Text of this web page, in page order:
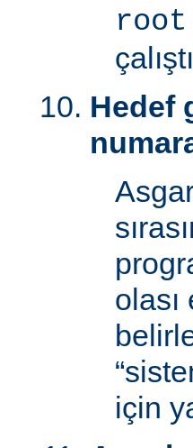
root
Hedef
olası
için